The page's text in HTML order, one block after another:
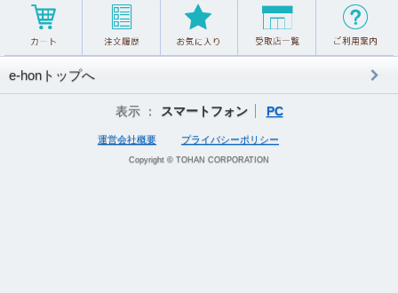
e-honトップへ
表示 ： スマートフォン PC
運営会社概要 プライバシーポリシー
Copyright © TOHAN CORPORATION